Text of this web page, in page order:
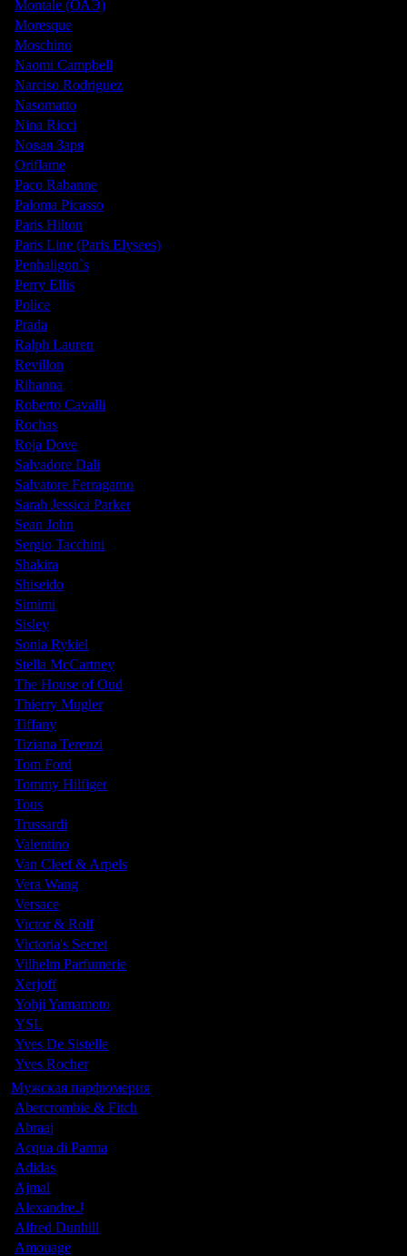
Montale (ОАЭ)
Moresque
Moschino
Naomi Campbell
Narciso Rodriguez
Nasomatto
Nina Ricci
Nовая Заря
Oriflame
Paco Rabanne
Paloma Picasso
Paris Hilton
Paris Line (Paris Elysees)
Penhaligon`s
Perry Ellis
Police
Prada
Ralph Lauren
Revillon
Rihanna
Roberto Cavalli
Rochas
Roja Dove
Salvadore Dali
Salvatore Ferragamo
Sarah Jessica Parker
Sean John
Sergio Tacchini
Shakira
Shiseido
Simimi
Sisley
Sonia Rykiel
Stella McCartney
The House of Oud
Thierry Mugler
Tiffany
Tiziana Terenzi
Tom Ford
Tommy Hilfiger
Tous
Trussardi
Valentino
Van Cleef & Arpels
Vera Wang
Versace
Victor & Rolf
Victoria's Secret
Vilhelm Parfumerie
Xerjoff
Yohji Yamamoto
YSL
Yves De Sistelle
Yves Rocher
Мужская парфюмерия
Abercrombie & Fitch
Abraaj
Acqua di Parma
Adidas
Ajmal
Alexandre.J
Alfred Dunhill
Amouage